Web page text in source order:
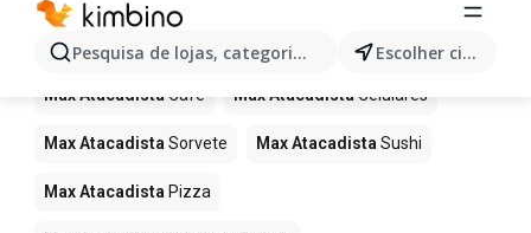
Pesquisa de lojas, categorias,produtos... Escolher cidade
para este termo.
Mais produtos em Max Atacadista
Max Atacadista Café Max Atacadista Celulares
Max Atacadista Sorvete Max Atacadista Sushi
Max Atacadista Pizza